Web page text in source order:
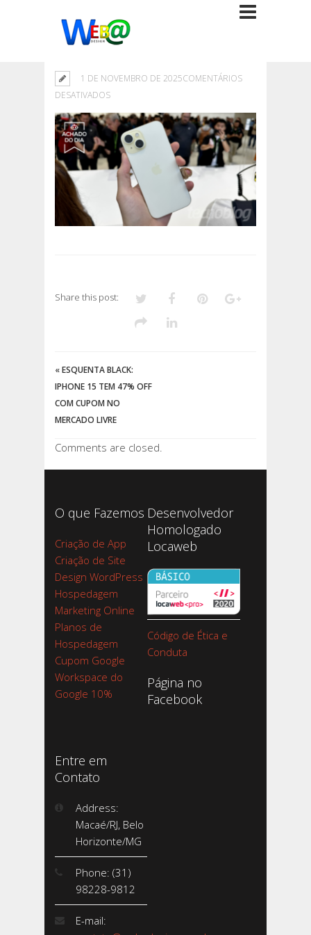
1 DE NOVEMBRO DE 2025COMENTÁRIOS
DESATIVADOSEM
Share this post:
«ESQUENTA BLACK:
IPHONE 15 TEM 47% OFF
COM CUPOM NO
MERCADO LIVRE
Comments are closed.
O que Fazemos
Criação de App
Criação de Site
Design WordPress
Hospedagem
Marketing Online
Planos de
Hospedagem
Cupom Google
Workspace do
Google 10%
Desenvolvedor
Homologado
Locaweb
Código de Ética e
Conduta
Página no
Facebook
Entre em
Contato
Address:
Macaé/RJ, Belo
Horizonte/MG
Phone: (31)
98228-9812
E-mail: